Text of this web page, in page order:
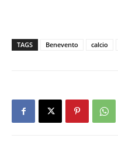
TAGS Benevento calcio